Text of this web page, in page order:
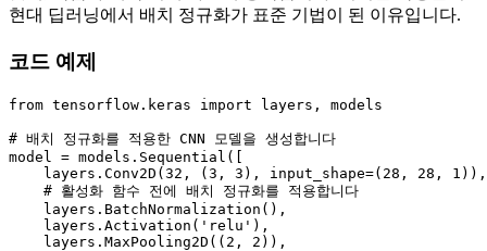
현대 딥러닝에서 배치 정규화가 표준 기법이 된 이유입니다.
코드 예제
from tensorflow.keras import layers, models
# 배치 정규화를 적용한 CNN 모델을 생성합니다
model = models.Sequential([
    layers.Conv2D(
32 , (3 , 3 ), input_shape=( 28 , 28 , 1 )),
# 활성화 함수 전에 배치 정규화를 적용합니다
    layers.BatchNormalization(),
    layers.Activation(
'relu' ),
    layers.MaxPooling2D((
2 , 2 )),